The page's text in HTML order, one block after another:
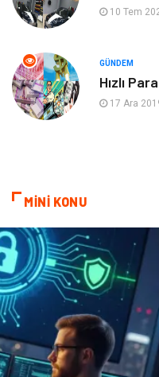
Alüminyum
Bebek Giyim
Moda
Telekomünikasyon
Periyodik Kontrol
10 Tem
GÜNDEM
Hızlı
17 Ara
MİNİ KONU